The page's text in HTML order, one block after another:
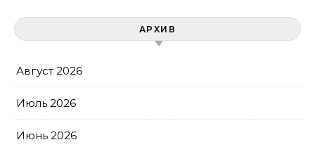
АРХИВ
Август 2026
Июль 2026
Июнь 2026